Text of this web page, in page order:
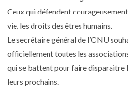
Ceux qui défendent
vie, les droits des êtres humains.
Le secrétaire général de l’ONU
officiellement toutes les
qui se battent pour faire disparaitre
leurs prochains.